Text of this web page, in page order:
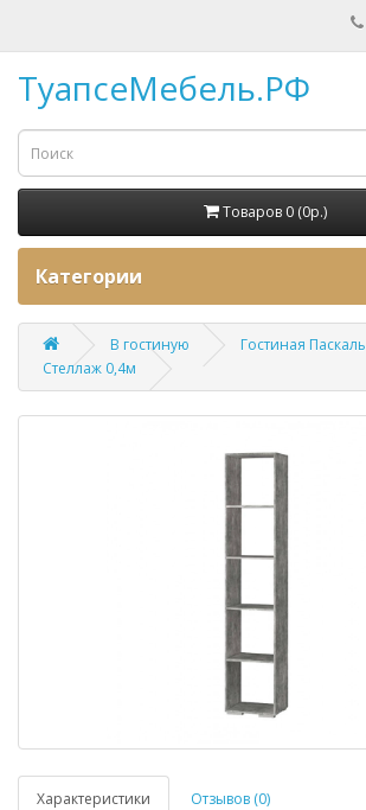
ТуапсеМебель.РФ
Товаров 0 (0p.)
Категории
В гостиную
Гостиная Паскаль
Стеллаж 0,4м
Характеристики Отзывов (0)